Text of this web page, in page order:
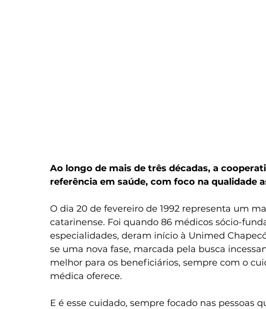
Ao longo de mais de três décadas, a
referência em saúde, com foco na qualidade
O dia 20 de fevereiro de 1992 representa um
catarinense. Foi quando 86 médicos sócio-
especialidades, deram início à Unimed
se uma nova fase, marcada pela busca
melhor para os beneficiários, sempre com o
médica oferece.
E é esse cuidado, sempre focado nas pessoas